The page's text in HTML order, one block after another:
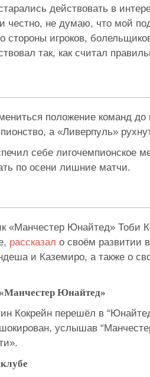
действовать в
честно, не думаю, что мой
стороны игроков,
так, как считал
положение команд
а «Ливерпуль»
себе лигочемпионское
по осени лишние матчи.
«Манчестер Юнайтед» Тоби
рассказал о своём развитии
и Каземиро, а также о
Юнайтед»
Кокрейн перешёл в
услышав